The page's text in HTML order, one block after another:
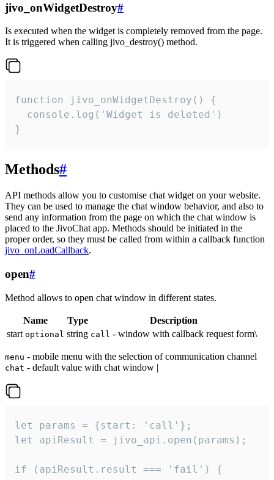
jivo_onWidgetDestroy#
Is executed when the widget is completely removed from the page.
It is triggered when calling jivo_destroy() method.
function jivo_onWidgetDestroy() {
  console.log('Widget is deleted')
}
Methods#
API methods allow you to customise chat widget on your website.
They can be used to manage the chat window behavior, and also to
send any information from the page on which the chat window is
placed to the JivoChat app. Methods should be initiated in the
proper order, so they must be called from within a callback function
jivo_onLoadCallback.
open#
Method allows to open chat window in different states.
Name Type
Description
start optional string call - window with callback request form\
menu - mobile menu with the selection of communication channel
chat - default value with chat window |
let params = {start: 'call'};
let apiResult = jivo_api.open(params);
if (apiResult.result === 'fail') {